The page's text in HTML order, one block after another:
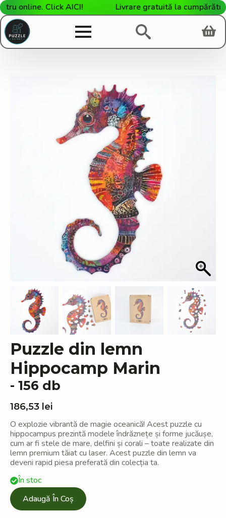
online. Click AICI! Livrare gratuită la cumpărături
Puzzle din lemn
Hippocamp Marin
- 156 db
186,53 lei
O explozie vibrantă de magie oceanică! Acest puzzle cu
hippocampus prezintă modele îndrăznețe și forme jucăușe,
cum ar fi stele de mare, delfini și corali – toate realizate din
lemn premium tăiat cu laser. Acest puzzle din lemn va
deveni rapid piesa preferată din colecția ta.
În stoc
Adaugă În Coș